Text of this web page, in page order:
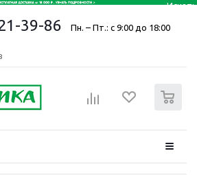
39-86 Пн. – Пт.: с 9:00 до 18:00